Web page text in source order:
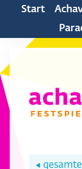
Start
◀